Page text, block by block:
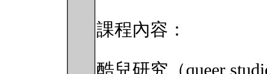
課程內容：
酷兒研究（queer